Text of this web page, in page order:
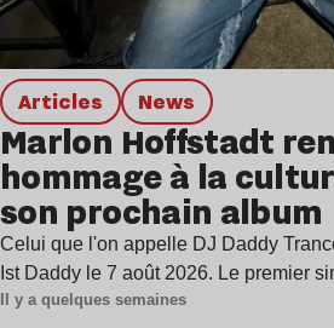
Articles news
Marlon Hoffstadt
hommage à la
son prochain album
Celui que l'on appelle DJ Daddy
Ist Daddy le 7 août 2026. Le premier
Il y a quelques semaines